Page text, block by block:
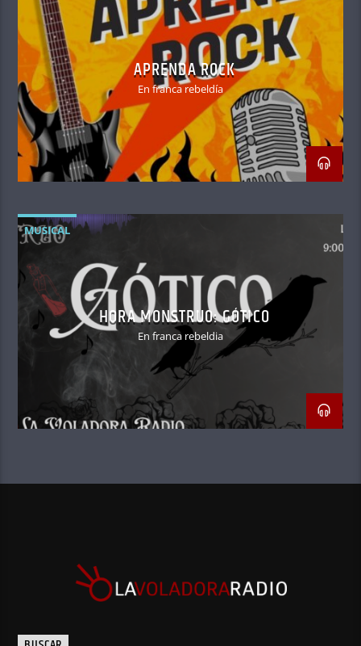
APRENDA ROCK
En franca rebeldía
MUSICAL
HORA MONSTRUO: GÓTICO
En franca rebeldia